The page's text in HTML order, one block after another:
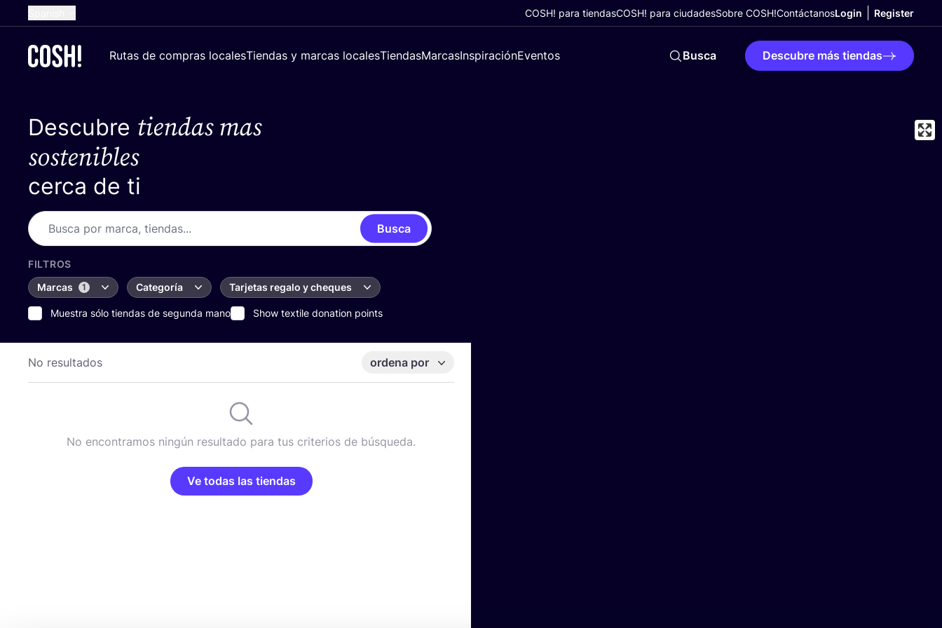
Dutch
German
COSH! para tiendasCOSH! para ciudadesSobre COSH!ContáctanosLogin Register
Rutas de compras localesTiendas y marcas localesTiendasMarcasInspiraciónEventos Busca Descubre más tiendas
Descubre tiendas mas
sostenibles
cerca de ti
Busca
FILTROS
Marcas
1 Categoría Tarjetas regalo y cheques
Muestra sólo tiendas de segunda mano Show textile donation points
No resultados ordena por
No encontramos ningún resultado para tus criterios de búsqueda.
Ve todas las tiendas